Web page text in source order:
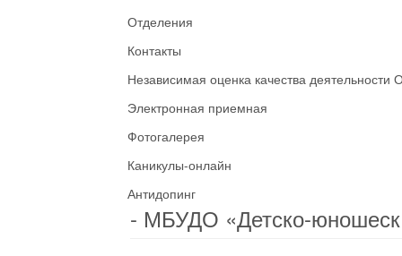
Отделения
Контакты
Независимая оценка качества деятельности
Электронная приемная
Фотогалерея
Каникулы-онлайн
Антидопинг
- МБУДО «Детско-